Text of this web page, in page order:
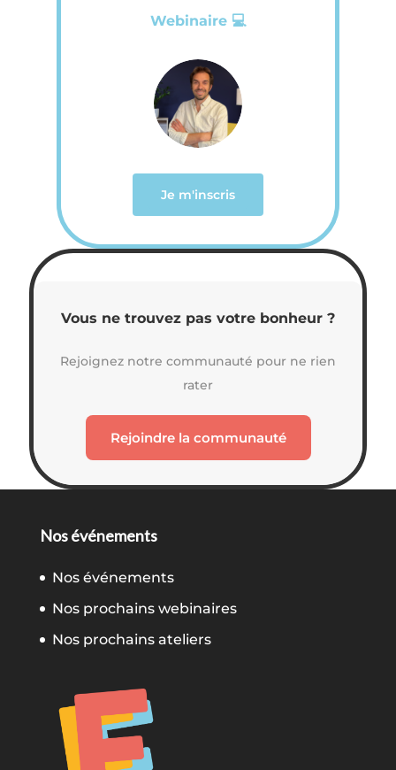
Webinaire 💻
Je m'inscris
Vous ne trouvez pas votre bonheur ?
Rejoignez notre communauté pour ne rien
rater
Rejoindre la communauté
Nos événements
Nos événements
Nos prochains webinaires
Nos prochains ateliers